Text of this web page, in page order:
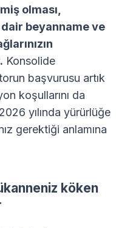
olması,
beyanname ve
Konsolide
başvurusu artık
koşullarını da
yılında yürürlüğe
gerektiği anlamına
köken